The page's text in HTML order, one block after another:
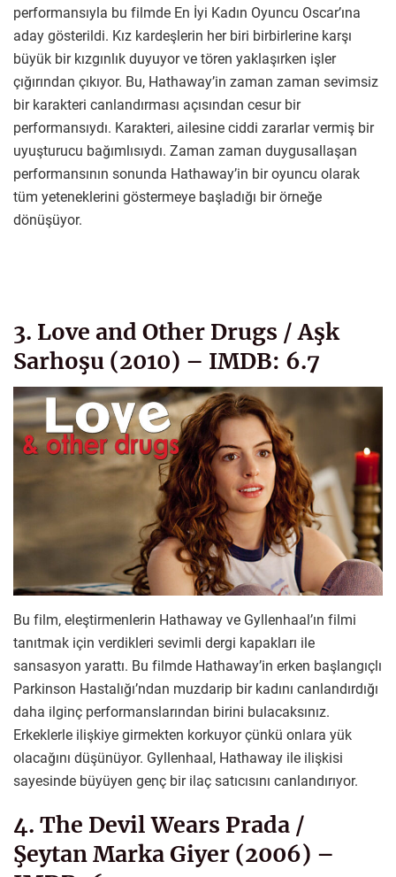
performansıyla bu filmde En İyi Kadın Oyuncu Oscar’ına
aday gösterildi. Kız kardeşlerin her biri birbirlerine karşı
büyük bir kızgınlık duyuyor ve tören yaklaşırken işler
çığırından çıkıyor. Bu, Hathaway’in zaman zaman sevimsiz
bir karakteri canlandırması açısından cesur bir
performansıydı. Karakteri, ailesine ciddi zararlar vermiş bir
uyuşturucu bağımlısıydı. Zaman zaman duygusallaşan
performansının sonunda Hathaway’in bir oyuncu olarak
tüm yeteneklerini göstermeye başladığı bir örneğe
dönüşüyor.
3. Love and Other Drugs / Aşk
Sarhoşu (2010) – IMDB: 6.7
Bu film, eleştirmenlerin Hathaway ve Gyllenhaal’ın filmi
tanıtmak için verdikleri sevimli dergi kapakları ile
sansasyon yarattı. Bu filmde Hathaway’in erken başlangıçlı
Parkinson Hastalığı’ndan muzdarip bir kadını canlandırdığı
daha ilginç performanslarından birini bulacaksınız.
Erkeklerle ilişkiye girmekten korkuyor çünkü onlara yük
olacağını düşünüyor. Gyllenhaal, Hathaway ile ilişkisi
sayesinde büyüyen genç bir ilaç satıcısını canlandırıyor.
4. The Devil Wears Prada /
Şeytan Marka Giyer (2006) –